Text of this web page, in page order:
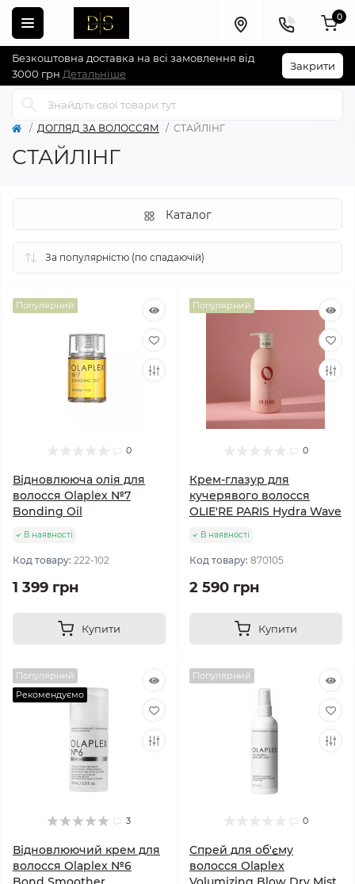
Безкоштовна доставка на всі замовлення від
3000 грн Детальніше
Закрити
0
ДОГЛЯД ЗА ВОЛОССЯМ СТАЙЛІНГ
СТАЙЛІНГ
Каталог
Популярний
0
Відновлююча олія для
волосся Olaplex №7
Bonding Oil
В наявності
Код товару: 222-102
1 399 грн
Купити
Популярний
0
Крем-глазур для
кучерявого волосся
OLIE'RE PARIS Hydra Wave
В наявності
Код товару: 870105
2 590 грн
Купити
Популярний
Рекомендуємо
3
Відновлюючий крем для
волосся Olaplex №6
Популярний
0
Спрей для об'єму
волосся Olaplex